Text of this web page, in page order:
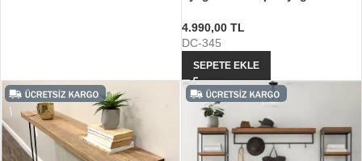
4.990,00 TL
DC-345
SEPETE EKLE